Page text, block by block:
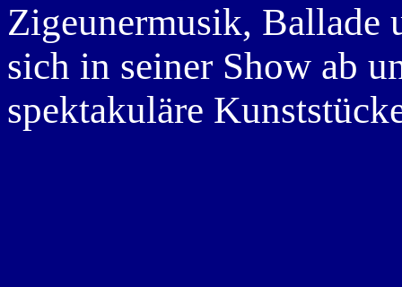
Zigeunermusik, Ballade
sich in seiner Show ab
spektakuläre